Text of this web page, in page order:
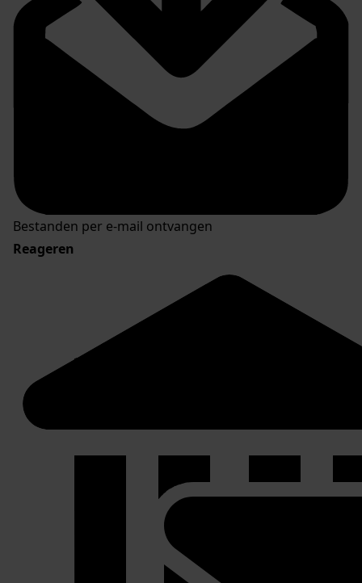
Bestanden per e-mail ontvangen
Reageren